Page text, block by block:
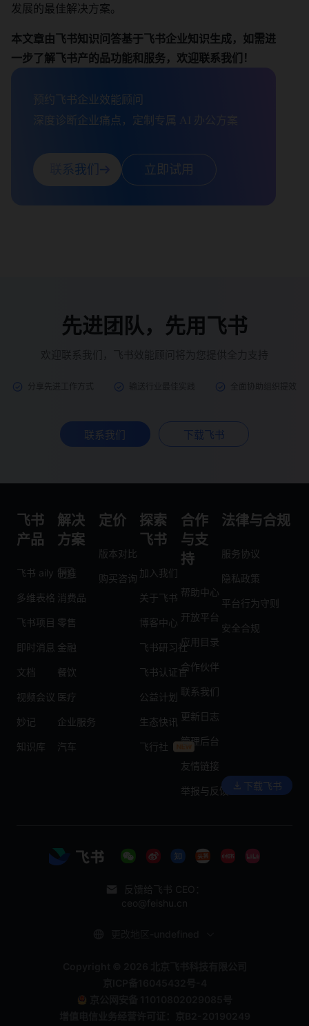
发展的最佳解决方案。
本文章由飞书知识问答基于飞书企业知识生成，如需进
一步了解飞书产的品功能和服务，欢迎联系我们！
预约飞书企业效能顾问
深度诊断企业痛点，定制专属 AI 办公方案
联系我们 立即试用
先进团队，先用飞书
联系我们 下载飞书
飞书
产品
飞书 aily
多维表格
飞书项目
即时消息
文档
视频会议
妙记
知识库
解决
方案
制造
消费品
零售
金融
餐饮
医疗
企业服务
汽车
定价
版本对比
购买咨询
探索
飞书
加入我们
关于飞书
博客中心
飞书研习社
飞书认证官
公益计划
生态快讯
飞行社
合作
与支
持
帮助中心
开放平台
应用目录
合作伙伴
联系我们
更新日志
管理后台
友情链接
举报与反馈
法律与合规
服务协议
隐私政策
平台行为守则
安全合规
下载飞书
反馈给飞书 CEO：
ceo@feishu.cn